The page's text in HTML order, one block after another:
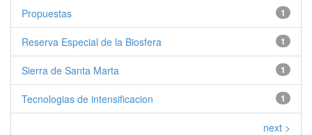
1
Propuestas
1
Reserva Especial de la Biosfera
1
Sierra de Santa Marta
1
Tecnologias de intensificacion
next >